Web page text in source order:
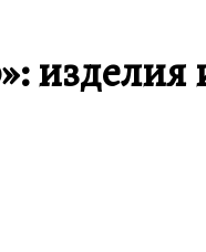
изделия